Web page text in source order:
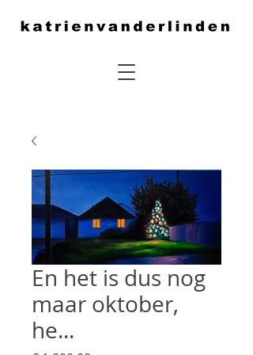
En het is dus nog
maar oktober,
he...